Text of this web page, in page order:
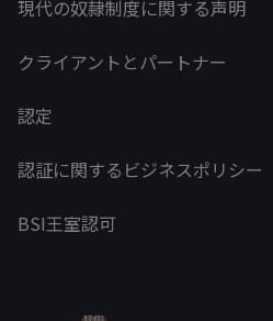
現代の奴隷制度に関する声明
クライアントとパートナー
認定
認証に関するビジネスポリシー
BSI王室認可